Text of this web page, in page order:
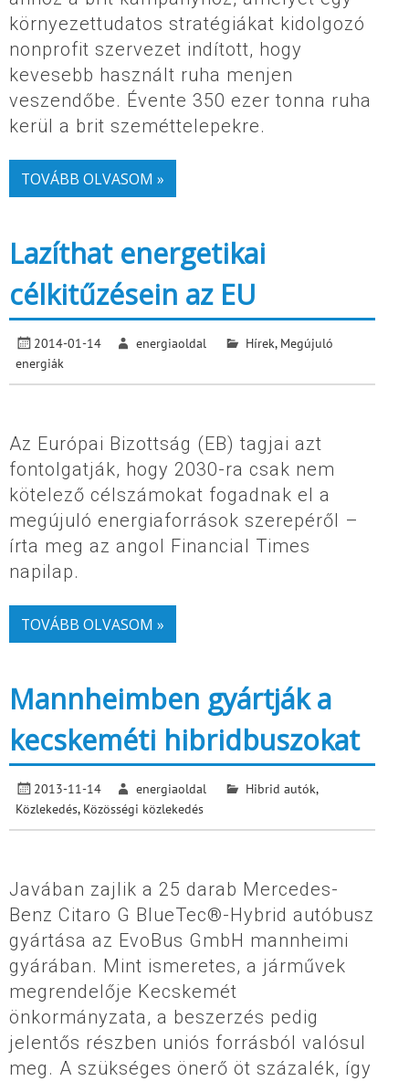
környezettudatos stratégiákat kidolgozó
nonprofit szervezet indított, hogy
kevesebb használt ruha menjen
veszendőbe. Évente 350 ezer tonna ruha
kerül a brit szeméttelepekre.
TOVÁBB OLVASOM »
Lazíthat energetikai
célkitűzésein az EU
2014-01-14 energiaoldal Hírek, Megújuló
energiák
Az Európai Bizottság (EB) tagjai azt
fontolgatják, hogy 2030-ra csak nem
kötelező célszámokat fogadnak el a
megújuló energiaforrások szerepéről –
írta meg az angol Financial Times
napilap.
TOVÁBB OLVASOM »
Mannheimben gyártják a
kecskeméti hibridbuszokat
2013-11-14 energiaoldal Hibrid autók,
Közlekedés, Közösségi közlekedés
Javában zajlik a 25 darab Mercedes-
Benz Citaro G BlueTec®-Hybrid autóbusz
gyártása az EvoBus GmbH mannheimi
gyárában. Mint ismeretes, a járművek
megrendelője Kecskemét
önkormányzata, a beszerzés pedig
jelentős részben uniós forrásból valósul
meg. A szükséges önerő öt százalék, így